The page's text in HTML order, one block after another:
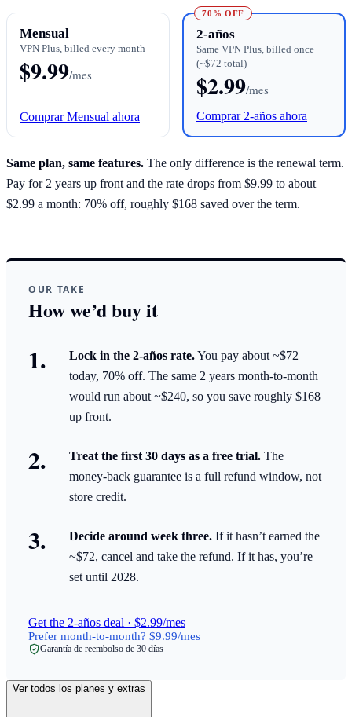
Mensual
VPN Plus, billed every month
$9.99/mes
Comprar Mensual ahora
70% OFF
2-años
Same VPN Plus, billed once
(~$72 total)
$2.99/mes
Comprar 2-años ahora
Same plan, same features. The only difference is the renewal term.
Pay for 2 years up front and the rate drops from $9.99 to about
$2.99 a month: 70% off, roughly $168 saved over the term.
OUR TAKE
How we’d buy it
Lock in the 2-años rate.You pay about ~$72
today, 70% off. The same 2 years month-to-month
would run about ~$240, so you save roughly $168
up front.
Treat the first 30 days as a free trial. The
money-back guarantee is a full refund window, not
store credit.
Decide around week three. If it hasn’t earned the
~$72, cancel and take the refund. If it has, you’re
set until 2028.
Get the 2-años deal · $2.99/mes
Prefer month-to-month? $9.99/mes
Garantía de reembolso de 30 días
Ver todos los planes y extras